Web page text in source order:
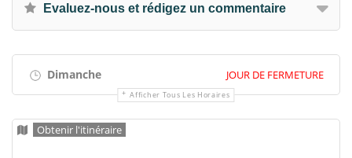
Evaluez-nous et rédigez un commentaire
Dimanche JOUR DE FERMETURE
Afficher Tous Les Horaires
Obtenir l'itinéraire